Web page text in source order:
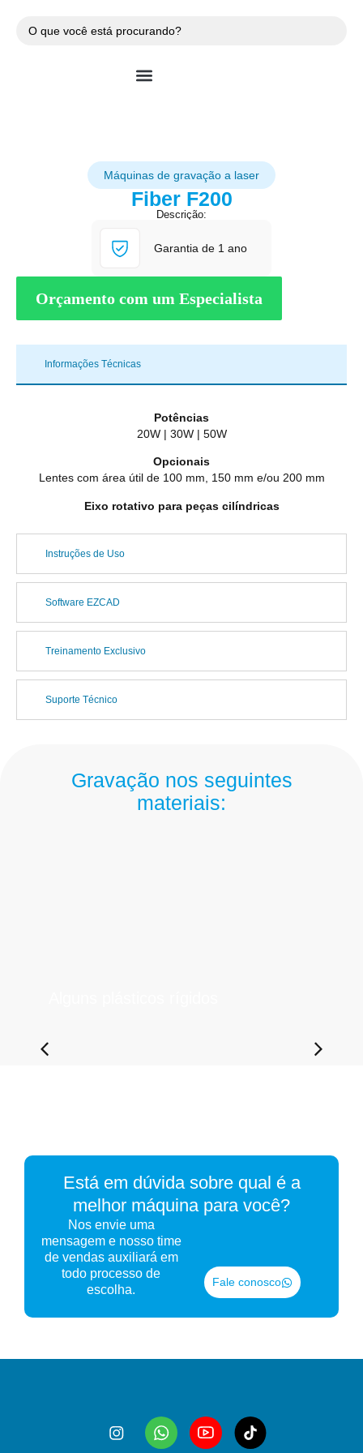
Máquinas de gravação a laser
Fiber F200
Descrição:
Garantia de 1 ano
Orçamento com um Especialista
Informações Técnicas
Instruções de Uso
Software EZCAD
Treinamento Exclusivo
Suporte Técnico
Potências
20W | 30W | 50W
Opcionais
Lentes com área útil de 100 mm, 150 mm e/ou 200 mm
Eixo rotativo para peças cilíndricas
Gravação nos seguintes
materiais:
Está em dúvida sobre qual é a
melhor máquina para você?
Nos envie uma
mensagem e nosso time
de vendas auxiliará em
todo processo de
escolha.
Fale conosco